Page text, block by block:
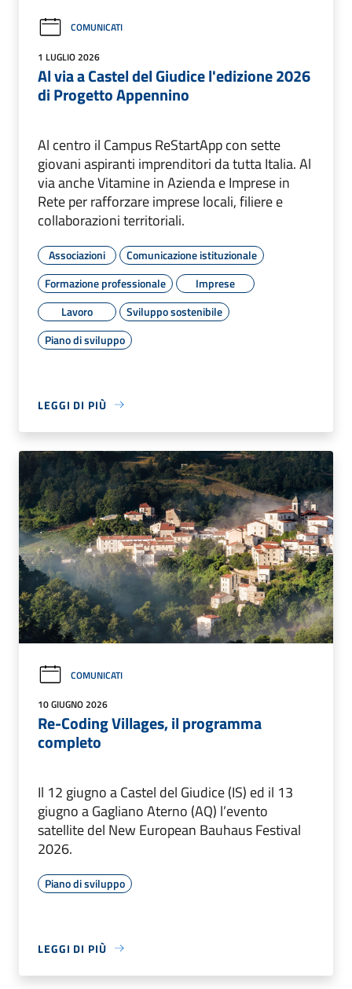
COMUNICATI
1 LUGLIO 2026
Al via a Castel del Giudice l'edizione 2026
di Progetto Appennino
Al centro il Campus ReStartApp con sette
giovani aspiranti imprenditori da tutta Italia. Al
via anche Vitamine in Azienda e Imprese in
Rete per rafforzare imprese locali, filiere e
collaborazioni territoriali.
Associazioni
Comunicazione istituzionale
Formazione professionale
Imprese
Lavoro
Sviluppo sostenibile
Piano di sviluppo
LEGGI DI PIÙ
COMUNICATI
10 GIUGNO 2026
Re-Coding Villages, il programma
completo
Il 12 giugno a Castel del Giudice (IS) ed il 13
giugno a Gagliano Aterno (AQ) l’evento
satellite del New European Bauhaus Festival
2026.
Piano di sviluppo
LEGGI DI PIÙ